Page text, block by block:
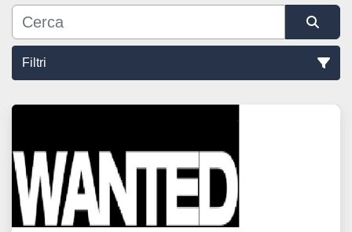
Filtri
Tutte le categorie
Ordina per